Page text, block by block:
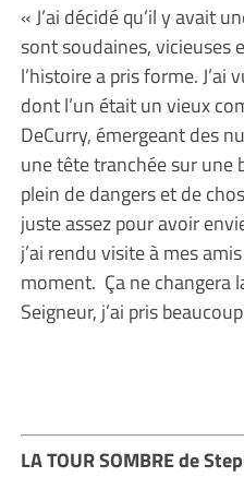
« J’ai décidé qu’il y avait
sont soudaines, vicieuses
l’histoire a pris forme. J’ai
dont l’un était un vieux
DeCurry, émergeant des
une tête tranchée sur une
plein de dangers et de
juste assez pour avoir
j’ai rendu visite à mes
moment. Ça ne changera
Seigneur, j’ai pris
LA TOUR SOMBRE de